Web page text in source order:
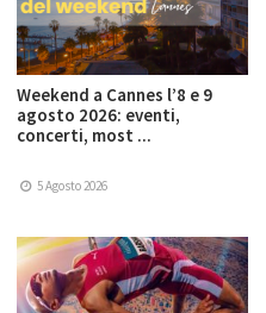
Weekend a Cannes l’8 e 9
agosto 2026: eventi,
concerti, most ...
5 Agosto 2026